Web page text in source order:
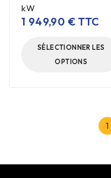
kW
1 949,90 € TTC
SÉLECTIONNER LES
OPTIONS
1